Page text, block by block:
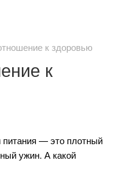
к здоровью
к
— это плотный
ужин. А какой